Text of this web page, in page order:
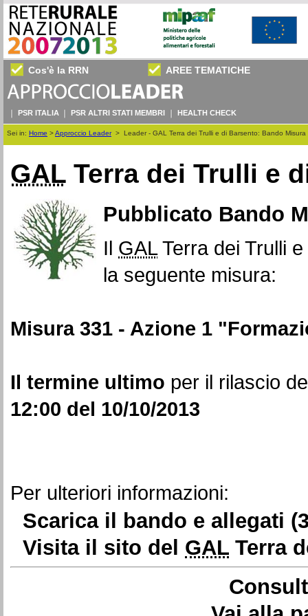
Cos'è la RRN AREE TEMATICHE
PSR ITALIA PSR ALTRI STATI MEMBRI HEALTH CHECK
Sei in: Home >Approccio Leader> Leader - GAL Terra dei Trulli e di Barsento: Bando
GAL Terra dei Trulli e
Pubblicato Bando
Il GALTerra dei Trulli
la seguente misura:
Misura 331 - Azione 1
Il termine ultimo per il rilascio
12:00 del 10/10/2013
Per ulteriori informazioni:
Scarica il bando e allegati
Visita il sito del GAL Terra